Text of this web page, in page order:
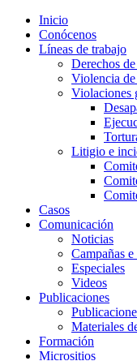
Inicio
Conócenos
Líneas de trabajo
Derechos
Violencia
Violaciones
Litigio e
Casos
Comunicación
Noticias
Campañas
Especiales
Videos
Publicaciones
Materiales
Formación
Micrositios